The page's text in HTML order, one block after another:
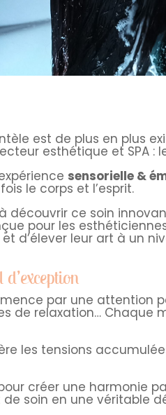
est de plus en plus
esthétique et SPA :
sensorielle &
le corps et l’esprit.
découvrir ce soin
pour les
d’élever leur art à un
par une attention
de relaxation… Chaque
les tensions
créer une harmonie
soin en une véritable